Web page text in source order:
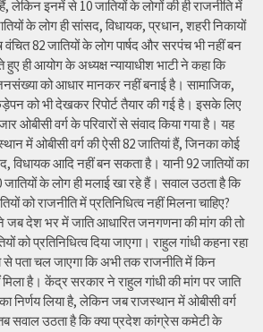
लेकिन इनमें से 10 जातियों के लोगों की ही राजनीति में
के लोग ही सांसद, विधायक, प्रधान, शहरी निकायों
82 जातियों के लोग पार्षद और सरपंच भी नहीं बन
ही आयोग के अध्यक्ष न्यायाधीश भाटी ने कहा कि
को आधार मानकर नहीं बनाई है। सामाजिक,
को भी देखकर रिपोर्ट तैयार की गई है। इसके लिए
ओबीसी वर्ग के परिवारों से संवाद किया गया है। यह
में ओबीसी वर्ग की ऐसी 82 जातियां हैं, जिनका कोई
विधायक आदि नहीं बन सकता है। यानी 92 जातियों का
जातियों के लोग ही मलाई खा रहे हैं। सवाल उठता है कि
को राजनीति में प्रतिनिधित्व नहीं मिलना चाहिए?
जब देश भर में जाति आधारित जनगणना की मांग की तो
को प्रतिनिधित्व दिया जाएगा। राहुल गांधी कहना रहा
पता चल जाएगा कि अभी तक राजनीति में किन
मिला है। केंद्र सरकार ने राहुल गांधी की मांग पर जाति
निर्णय लिया है, लेकिन जब राजस्थान में ओबीसी वर्ग
तब सवाल उठता है कि क्या प्रदेश कांग्रेस कमेटी के